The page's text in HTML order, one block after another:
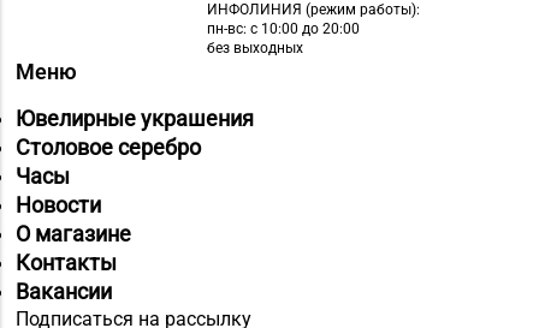
ИНФОЛИНИЯ (режим работы):
пн-вс: с 10:00 до 20:00
без выходных
Меню
Ювелирные украшения
Столовое серебро
Часы
Новости
О магазине
Контакты
Вакансии
Подписаться на рассылку